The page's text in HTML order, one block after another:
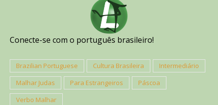
Conecte-se com o português brasileiro!
Brazilian Portuguese Cultura Brasileira
Intermediário
Malhar Judas
Para Estrangeiros
Páscoa
Verbo Malhar